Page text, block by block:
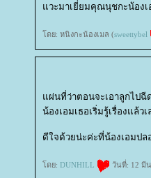
วะมาเยี่ยมคุณนุชกะน้องเ
ดย: หนิงกะน้องเมล (sweettybel
ผ่นที่ว่าตอนจะเอาลูกไปฉี
น้องเอมเธอเริ่มรู้เรื่องแล้ว
ดีใจด้วยน่ะค่ะที่น้องเอมปล
ดย: DUNHILL วันที่: 12 มีน